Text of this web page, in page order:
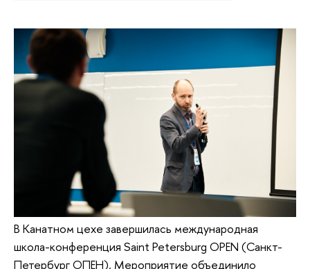
В Канатном цехе завершилась международная
школа-конференция Saint Petersburg OPEN (Санкт-
Петербург ОПЕН). Мероприятие объединило